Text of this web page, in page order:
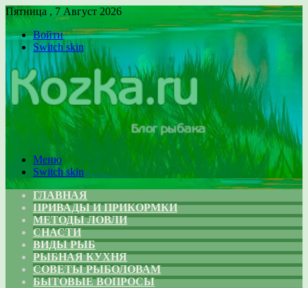
Пятница , 7 Август 2026
Войти
Switch skin
Меню
Switch skin
ГЛАВНАЯ
ПРИВАДЫ И ПРИКОРМКИ
МЕТОДЫ ЛОВЛИ
СНАСТИ
ВИДЫ РЫБ
РЫБНАЯ КУХНЯ
СОВЕТЫ РЫБОЛОВАМ
БЫТОВЫЕ ВОПРОСЫ